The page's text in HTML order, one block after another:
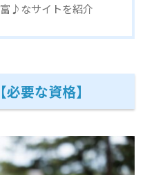
♪なサイトを紹介
要な資格】